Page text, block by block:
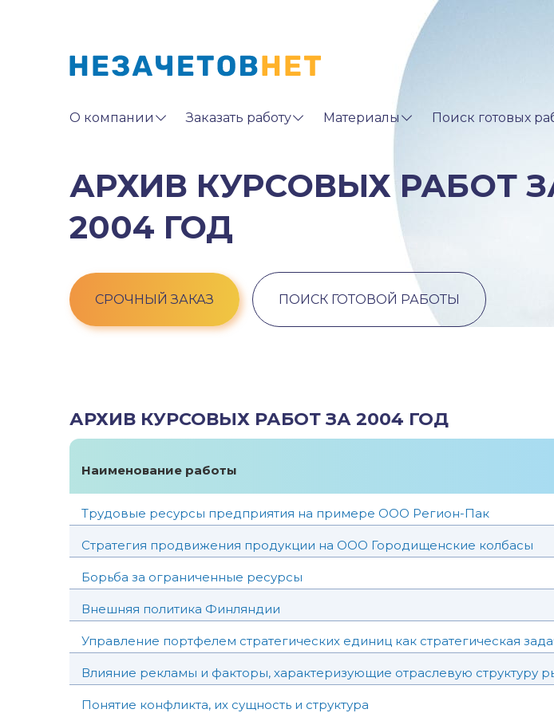
О компании Заказать работу Материалы Поиск готовых
АРХИВ КУРСОВЫХ РАБОТ
2004 ГОД
СРОЧНЫЙ ЗАКАЗ ПОИСК ГОТОВОЙ РАБОТЫ
АРХИВ КУРСОВЫХ РАБОТ ЗА 2004 ГОД
Наименование работы
Трудовые ресурсы предприятия на примере ООО Регион-Пак
Стратегия продвижения продукции на ООО Городищенские колбасы
Борьба за ограниченные ресурсы
Внешняя политика Финляндии
Управление портфелем стратегических единиц как стратегическая
Влияние рекламы и факторы, характеризующие отраслевую структуру
Понятие конфликта, их сущность и структура